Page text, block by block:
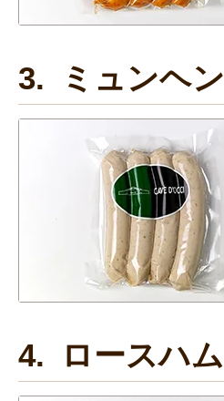
3. ミュンヘン
4. ロースハム